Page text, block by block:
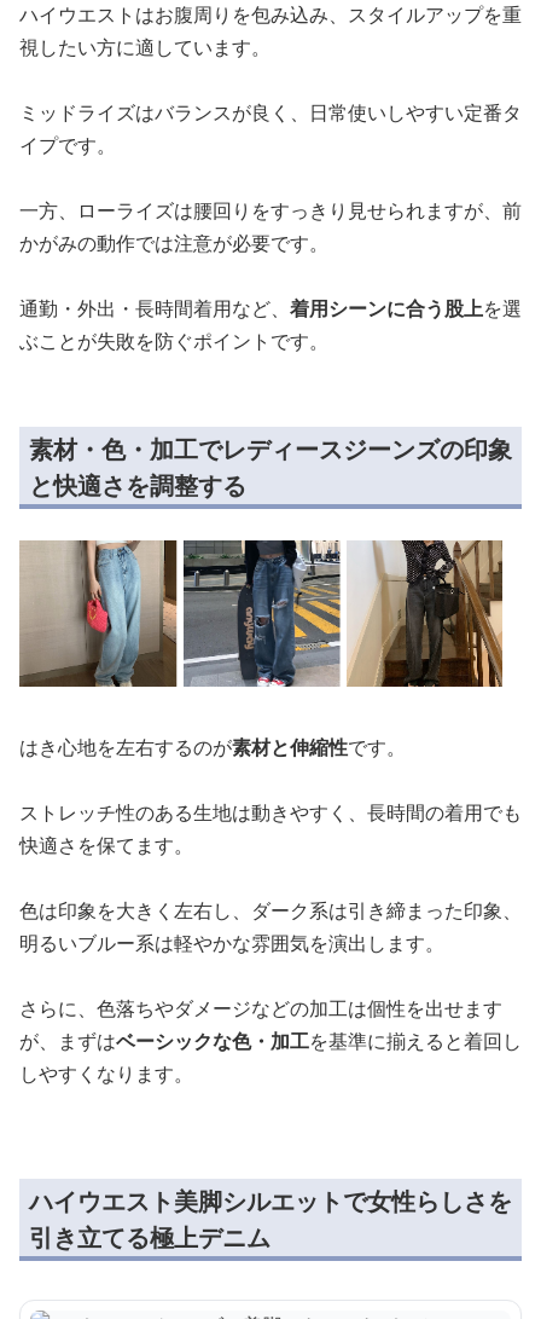
ハイウエストはお腹周りを包み込み、スタイルアップを重
視したい方に適しています。
ミッドライズはバランスが良く、日常使いしやすい定番タ
イプです。
一方、ローライズは腰回りをすっきり見せられますが、前
かがみの動作では注意が必要です。
通勤・外出・長時間着用など、 着用シーンに合う股上を選
ぶことが失敗を防ぐポイントです。
素材・色・加工でレディースジーンズの印象
と快適さを調整する
はき心地を左右するのが素材と伸縮性です。
ストレッチ性のある生地は動きやすく、長時間の着用でも
快適さを保てます。
色は印象を大きく左右し、ダーク系は引き締まった印象、
明るいブルー系は軽やかな雰囲気を演出します。
さらに、色落ちやダメージなどの加工は個性を出せます
が、まずはベーシックな色・加工を基準に揃えると着回し
しやすくなります。
ハイウエスト美脚シルエットで女性らしさを
引き立てる極上デニム